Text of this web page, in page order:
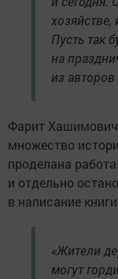
хозяйстве,
Пусть так
на
из
Фарит Хашимович
множество
проделана
и отдельно
в написание
«Жители
могут